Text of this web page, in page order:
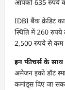
आपको 635 रुपये
IDBI बैंक क्रेडिट
स्थिति में 260 रुपये
2,500 रुपये से कम
इन फीचर्स के
अमेजन इको डॉट
कमांड्स दिए जा